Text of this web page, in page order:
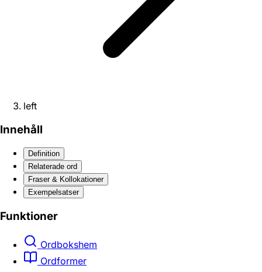
left
Innehåll
Definition
Relaterade ord
Fraser & Kollokationer
Exempelsatser
Funktioner
Ordbokshem
Ordformer